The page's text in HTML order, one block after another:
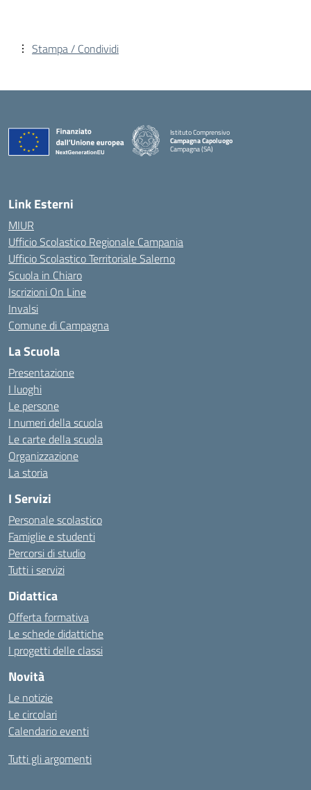
Stampa / Condividi
Istituto Comprensivo
Campagna Capoluogo
Campagna (SA)
Link Esterni
MIUR
Ufficio Scolastico Regionale Campania
Ufficio Scolastico Territoriale Salerno
Scuola in Chiaro
Iscrizioni On Line
Invalsi
Comune di Campagna
La Scuola
Presentazione
I luoghi
Le persone
I numeri della scuola
Le carte della scuola
Organizzazione
La storia
I Servizi
Personale scolastico
Famiglie e studenti
Percorsi di studio
Tutti i servizi
Didattica
Offerta formativa
Le schede didattiche
I progetti delle classi
Novità
Le notizie
Le circolari
Calendario eventi
Tutti gli argomenti